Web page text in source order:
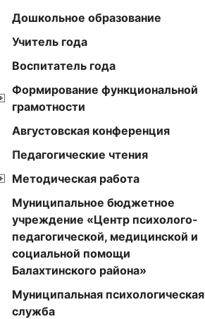
Дошкольное образование
Учитель года
Воспитатель года
Формирование функциональной
грамотности
Августовская конференция
Педагогические чтения
Методическая работа
Муниципальное бюджетное
учреждение «Центр психолого-
педагогической, медицинской и
социальной помощи
Балахтинского района»
Муниципальная психологическая
служба